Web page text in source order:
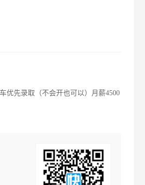
优先录取（不会开也可以）月薪4500